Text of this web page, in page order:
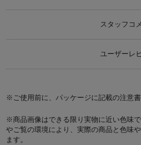
スタッフコ
ユーザーレ
※ご使用前に、パッケージに記載の注意
※商品画像はできる限り実物に近い色味
やご覧の環境により、実際の商品と色味
ます。